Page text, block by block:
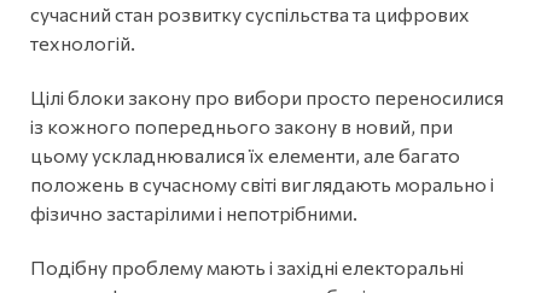
сучасний стан розвитку суспільства та цифрових
технологій.
Цілі блоки закону про вибори просто переносилися
із кожного попереднього закону в новий, при
цьому ускладнювалися їх елементи, але багато
положень в сучасному світі виглядають морально і
фізично застарілими і непотрібними.
Подібну проблему мають і західні електоральні